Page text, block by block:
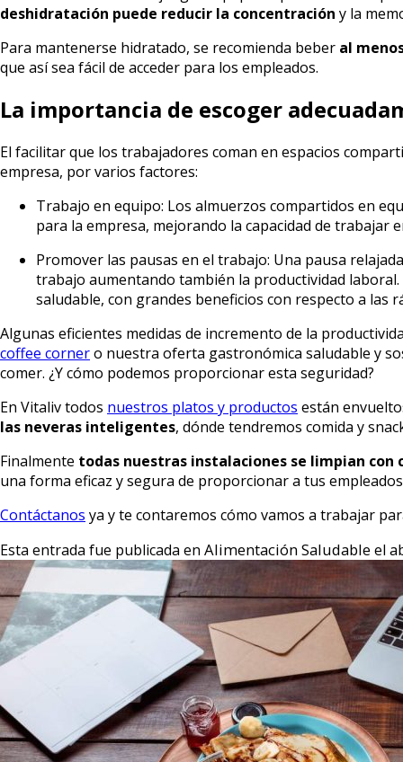
deshidratación puede reducir la concentración y la
Para mantenerse hidratado, se recomienda beber al
que así sea fácil de acceder para los empleados.
La importancia de escoger
El facilitar que los trabajadores coman en espacios
empresa, por varios factores:
Trabajo en equipo: Los almuerzos compartidos en
para la empresa, mejorando la capacidad de trabajar
Promover las pausas en el trabajo: Una pausa
trabajo aumentando también la productividad
saludable, con grandes beneficios con respecto a las
Algunas eficientes medidas de incremento de la
coffee cornero nuestra oferta gastronómica saludable y
comer. ¿Y cómo podemos proporcionar esta seguridad?
En Vitaliv todos nuestros platos y productos están
las neveras inteligentes, dónde tendremos comida y
Finalmente todas nuestras instalaciones se limpian con
una forma eficaz y segura de proporcionar a tus
Contáctanos ya y te contaremos cómo vamos a trabajar
Esta entrada fue publicada en Alimentación Saludable el